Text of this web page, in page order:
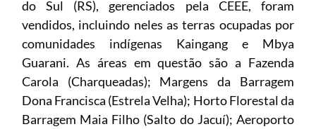
do Sul (RS), gerenciados pela CEEE, foram
vendidos, incluindo neles as terras ocupadas por
comunidades indígenas Kaingang e Mbya
Guarani. As áreas em questão são a Fazenda
Carola (Charqueadas); Margens da Barragem
Dona Francisca (Estrela Velha); Horto Florestal da
Barragem Maia Filho (Salto do Jacuí); Aeroporto